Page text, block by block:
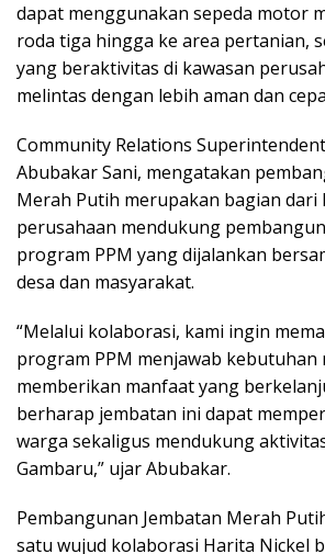
dapat menggunakan sepeda motor
roda tiga hingga ke area pertanian,
yang beraktivitas di kawasan
melintas dengan lebih aman dan
Community Relations
Abubakar Sani, mengatakan
Merah Putih merupakan bagian dari
perusahaan mendukung
program PPM yang dijalankan
desa dan masyarakat.
“Melalui kolaborasi, kami ingin
program PPM menjawab kebutuhan
memberikan manfaat yang
berharap jembatan ini dapat
warga sekaligus mendukung
Gambaru,” ujar Abubakar.
Pembangunan Jembatan Merah
satu wujud kolaborasi Harita Nickel